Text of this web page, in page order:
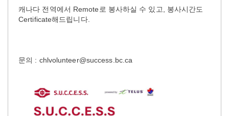
캐나다 전역에서 Remote로 봉사하실 수 있고, 봉사시간도
Certificate해드립니다.
문의 : chlvolunteer@success.bc.ca